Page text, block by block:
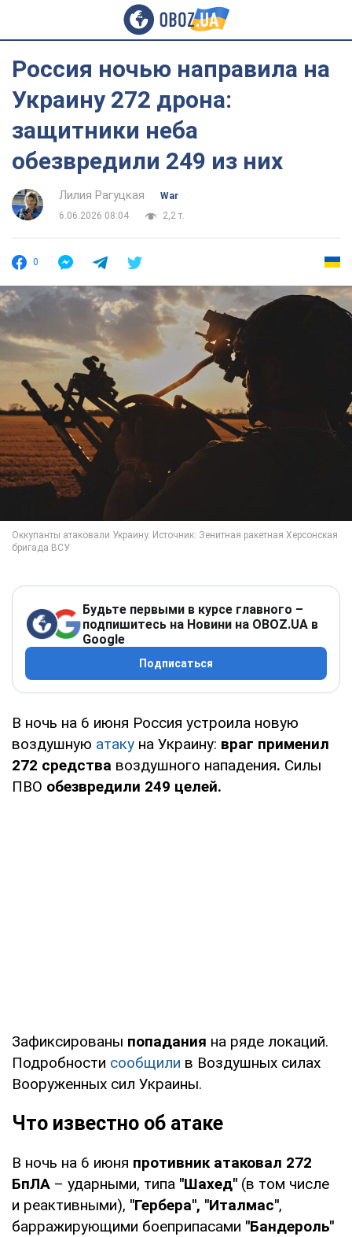
Россия ночью направила на
Украину 272 дрона:
защитники неба
обезвредили 249 из них
Лилия Рагуцкая
War
6.06.2026 08:04
2,2 т.
0
Будьте первыми в курсе главного –
подпишитесь на Новини на OBOZ.UA в
Google
Подписаться
В ночь на 6 июня Россия устроила новую
воздушную атаку на Украину: враг применил
272 средства воздушного нападения. Силы
ПВО обезвредили 249 целей.
Зафиксированы попадания на ряде локаций.
Подробности сообщили в Воздушных силах
Вооруженных сил Украины.
Что известно об атаке
В ночь на 6 июня противник атаковал 272
БпЛА – ударными, типа "Шахед" (в том числе
и реактивными), "Гербера", "Италмас",
барражирующими боеприпасами "Бандероль"